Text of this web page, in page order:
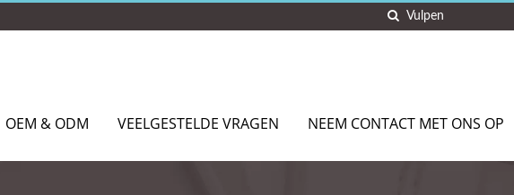
OEM & ODM VEELGESTELDE VRAGEN NEEM CONTACT MET ONS OP